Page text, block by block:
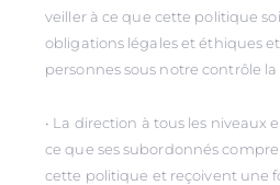
veiller à ce que cette politique
obligations légales et éthiques
personnes sous notre contrôle la
• La direction à tous les niveaux
ce que ses subordonnés
cette politique et reçoivent une